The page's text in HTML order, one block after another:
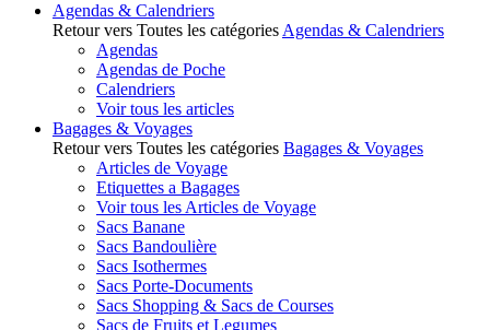
Agendas & Calendriers
Retour vers Toutes les catégories Agendas & Calendriers
Agendas
Agendas de Poche
Calendriers
Voir tous les articles
Bagages & Voyages
Retour vers Toutes les catégories Bagages & Voyages
Articles de Voyage
Etiquettes a Bagages
Voir tous les Articles de Voyage
Sacs Banane
Sacs Bandoulière
Sacs Isothermes
Sacs Porte-Documents
Sacs Shopping & Sacs de Courses
Sacs de Fruits et Legumes